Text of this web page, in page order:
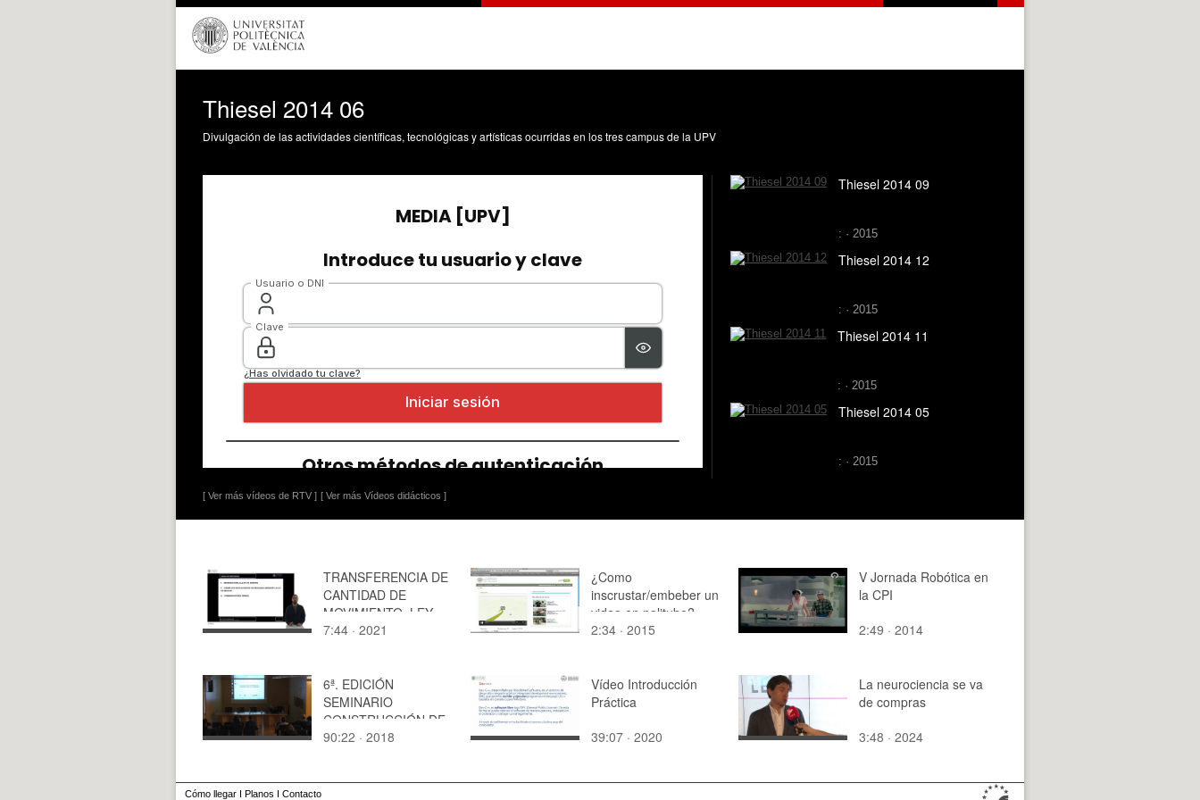
Thiesel 2014 06
Divulgación de las actividades científicas, tecnológicas y artísticas ocurridas en los tres campus de la UPV
[ Ver más vídeos de RTV ] [ Ver más Vídeos didácticos ]
Thiesel 2014 09
: · 2015
Thiesel 2014 12
: · 2015
Thiesel 2014 11
: · 2015
Thiesel 2014 05
: · 2015
TRANSFERENCIA DE
CANTIDAD DE
MOVIMIENTO. LEY
DE NEWTON
7:44 · 2021
¿Como
inscrustar/embeber un
video en politube?
2:34 · 2015
V Jornada Robótica en
la CPI
2:49 · 2014
6ª. EDICIÓN
SEMINARIO
CONSTRUCCIÓN DE
LA MEMORIA.
90:22 · 2018
Vídeo Introducción
Práctica
39:07 · 2020
La neurociencia se va
de compras
3:48 · 2024
Cómo llegar I Planos I Contacto